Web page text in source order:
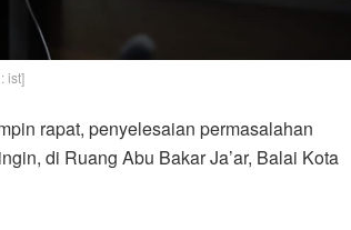
ist]
rapat, penyelesaian permasalahan
di Ruang Abu Bakar Ja’ar, Balai Kota